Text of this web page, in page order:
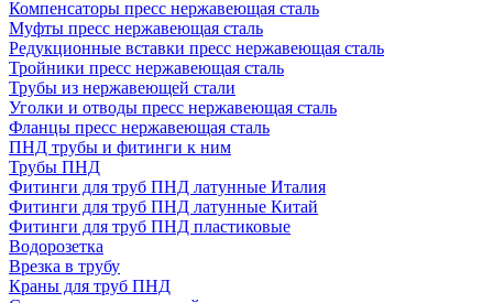
Компенсаторы пресс нержавеющая сталь
Муфты пресс нержавеющая сталь
Редукционные вставки пресс нержавеющая сталь
Тройники пресс нержавеющая сталь
Трубы из нержавеющей стали
Уголки и отводы пресс нержавеющая сталь
Фланцы пресс нержавеющая сталь
ПНД трубы и фитинги к ним
Трубы ПНД
Фитинги для труб ПНД латунные Италия
Фитинги для труб ПНД латунные Китай
Фитинги для труб ПНД пластиковые
Водорозетка
Врезка в трубу
Краны для труб ПНД